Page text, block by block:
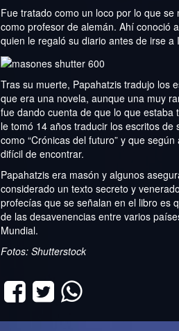
Fue tratado como un loco por lo que
como profesor de alemán. Ahí conoció
quien le regaló su diario antes de irse a
Tras su muerte, Papahatzis tradujo los
que era una novela, aunque una muy
fue dando cuenta de que lo que
le tomó 14 años traducir los escritos
como “Crónicas del futuro” y que
difícil de encontrar.
Papahatzis era masón y algunos
considerado un texto secreto y
profecías que se señalan en el libro es
de las desavenencias entre varios
Mundial.
Fotos: Shutterstock